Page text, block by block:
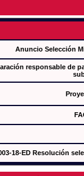
Anuncio Selección
responsable de
18-ED Resolución